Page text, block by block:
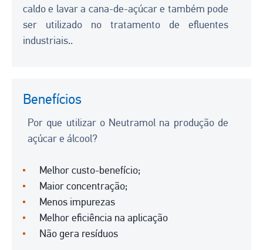
caldo e lavar a cana-de-açúcar e também pode
ser utilizado no tratamento de efluentes
industriais..
Benefícios
Por que utilizar o Neutramol na produção de
açúcar e álcool?
Melhor custo-benefício;
Maior concentração;
Menos impurezas
Melhor eficiência na aplicação
Não gera resíduos